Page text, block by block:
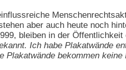
aber auch heute noch
bleiben in der Öffentlichkeit
Ich habe Plakatwände
Plakatwände bekommen